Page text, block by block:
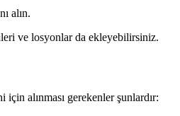
alın.
ve losyonlar da ekleyebilirsiniz.
alınması gerekenler şunlardır: